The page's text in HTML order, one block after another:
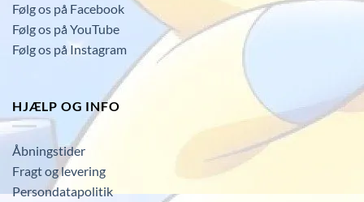
Følg os på Facebook
Følg os på YouTube
Følg os på Instagram
HJÆLP OG INFO
Åbningstider
Fragt og levering
Persondatapolitik